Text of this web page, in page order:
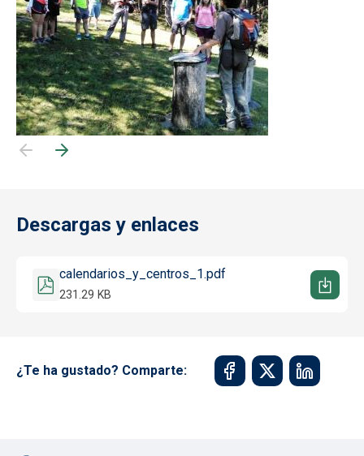
Descargas y enlaces
Documento
calendarios_y_centros_1.pdf
231.29 KB
¿Te ha gustado? Comparte: